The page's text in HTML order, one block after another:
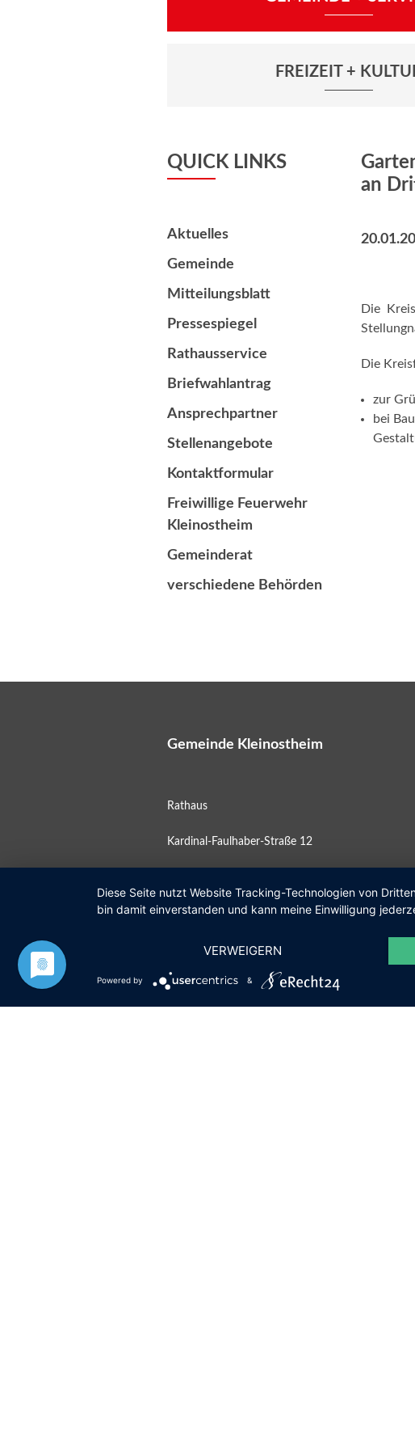
FREIZEIT +
QUICK LINKS
Aktuelles
Gemeinde
Mitteilungsblatt
Pressespiegel
Rathausservice
Briefwahlantrag
Ansprechpartner
Stellenangebote
Kontaktformular
Freiwillige Feuerwehr
Kleinostheim
Gemeinderat
verschiedene Behörden
an
Die
Die
zur
bei
Gemeinde Kleinostheim
Rathaus
Kardinal-Faulhaber-Straße 12
Postfach 11 10
Öffnungszeiten
Diese Seite nutzt Website Tracking-Technologien von
bin damit einverstanden und kann meine Einwilligung
VERWEIGERN
Powered by &